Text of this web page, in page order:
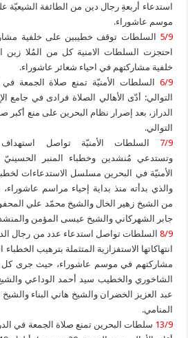
استدعاء أربعةِ رجال دين من الطائفة الشيعيّة
موسم عاشوراء.
5/9 السلطات توقف خطيبين على خلفية
احتجزت السلطات الامنية كل من المُلا زين
خلفية مشاركتهم في احياء شعائر عاشوراء.
6/9
التوالي: أدّى الأهالي الصلاة فرادى في جامع
التوالي.
7/9
السلطات الأمنيّة تواصل
وتستدعي مُنشدين وخطباء المنبر
الأمنيّة في البحرين مسلسل الاستدعاءات
والذي بدأته منذ بداية إحياء مراسم
من الشيخ زهير الخال والشيخ محمّد علي
جابر الشهركاني والشيخ عيسى المؤمن والمنشد
8/9 السلطات تواصل استدعاء عدد من رجال
انتهاكاتها الاستفزازية المتثملة بترهيب
مشاركتهم في موسم عاشوراء، حيث جرى
الشاخوري والخطيب سيد أحمد الوداعي
عبد العزيز الخضران والشيخ هاني البناء
المنامي.
13/9